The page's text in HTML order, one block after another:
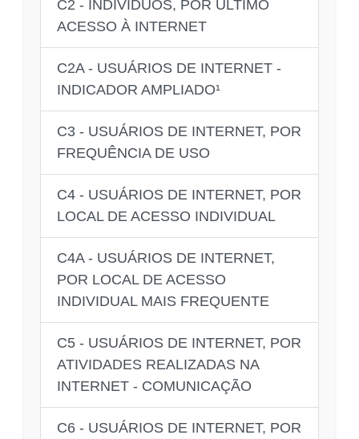
C2 - INDIVÍDUOS, POR ÚLTIMO
ACESSO À INTERNET
C2A - USUÁRIOS DE INTERNET -
INDICADOR AMPLIADO¹
C3 - USUÁRIOS DE INTERNET, POR
FREQUÊNCIA DE USO
C4 - USUÁRIOS DE INTERNET, POR
LOCAL DE ACESSO INDIVIDUAL
C4A - USUÁRIOS DE INTERNET,
POR LOCAL DE ACESSO
INDIVIDUAL MAIS FREQUENTE
C5 - USUÁRIOS DE INTERNET, POR
ATIVIDADES REALIZADAS NA
INTERNET - COMUNICAÇÃO
C6 - USUÁRIOS DE INTERNET, POR